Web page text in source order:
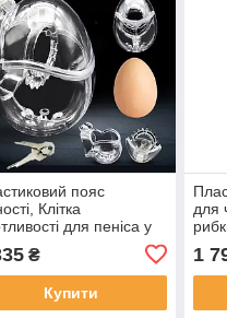
пояс
Клітка
для пеніса у
- L
₴
Купити
для
1